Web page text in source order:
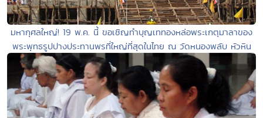
มหากุศลใหญ่! 19 พ.ค. นี้ ขอเชิญทำบุญเททองหล่อพระเกตุมาลาของ
พระพุทธรูปปางประทานพรที่ใหญ่ที่สุดในไทย ณ วัดหนองพลับ หัวหิน